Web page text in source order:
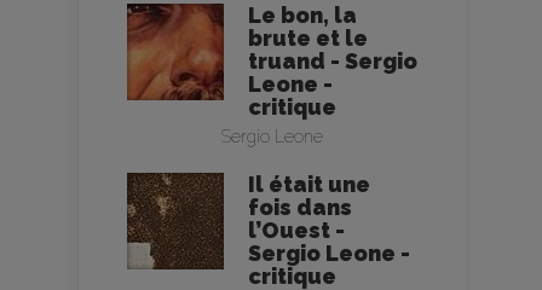
Le bon, la
brute et le
truand - Sergio
Leone -
critique
Sergio Leone
Il était une
fois dans
l’Ouest -
Sergio Leone -
critique